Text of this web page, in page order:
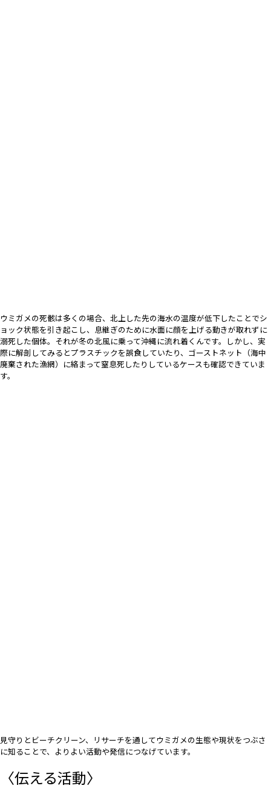
ウミガメの死骸は多くの場合、北上した先の海水の温度が低下したことでシ
ョック状態を引き起こし、息継ぎのために水面に顔を上げる動きが取れずに
溺死した個体。それが冬の北風に乗って沖縄に流れ着くんです。しかし、実
際に解剖してみるとプラスチックを誤食していたり、ゴーストネット（海中
廃棄された漁網）に絡まって窒息死したりしているケースも確認できていま
す。
見守りとビーチクリーン、リサーチを通してウミガメの生態や現状をつぶさ
に知ることで、よりよい活動や発信につなげています。
〈伝える活動〉